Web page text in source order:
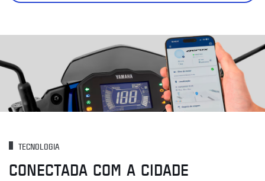
TECNOLOGIA
CONECTADA COM A CIDADE